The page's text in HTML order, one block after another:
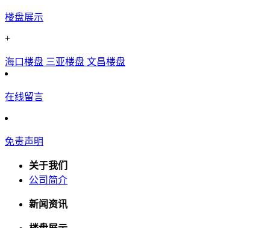
楼盘展示
+
海口楼盘 三亚楼盘 文昌楼盘
在线留言
免责声明
关于我们
公司简介
新闻资讯